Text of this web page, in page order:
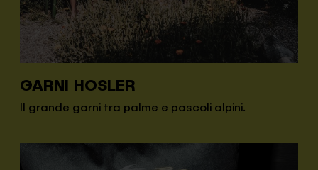
GARNI HOSLER
Il grande garni tra palme e pascoli alpini.